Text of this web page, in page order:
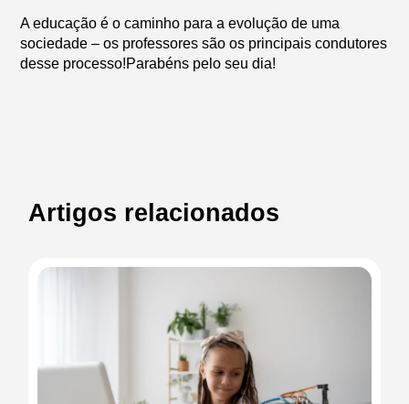
A educação é o caminho para a evolução de uma
sociedade – os professores são os principais condutores
desse processo!Parabéns pelo seu dia!
Artigos relacionados